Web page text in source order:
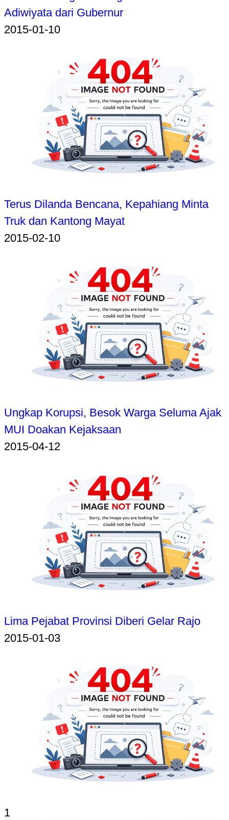
Adiwiyata dari Gubernur
2015-01-10
Terus Dilanda Bencana, Kepahiang Minta
Truk dan Kantong Mayat
2015-02-10
Ungkap Korupsi, Besok Warga Seluma Ajak
MUI Doakan Kejaksaan
2015-04-12
Lima Pejabat Provinsi Diberi Gelar Rajo
2015-01-03
1